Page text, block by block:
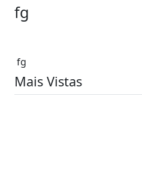
fg
fg
Mais Vistas